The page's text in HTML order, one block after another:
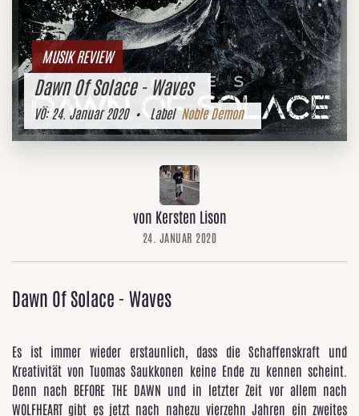
MUSIK REVIEW
Dawn Of Solace - Waves
VÖ:24. Januar 2020• LabelNoble Demon
von Kersten Lison
24. JANUAR 2020
Dawn Of Solace - Waves
Es ist immer wieder erstaunlich, dass die Schaffenskraft und
Kreativität von Tuomas Saukkonen keine Ende zu kennen scheint.
Denn nach BEFORE THE DAWN und in letzter Zeit vor allem nach
WOLFHEART gibt es jetzt nach nahezu vierzehn Jahren ein zweites